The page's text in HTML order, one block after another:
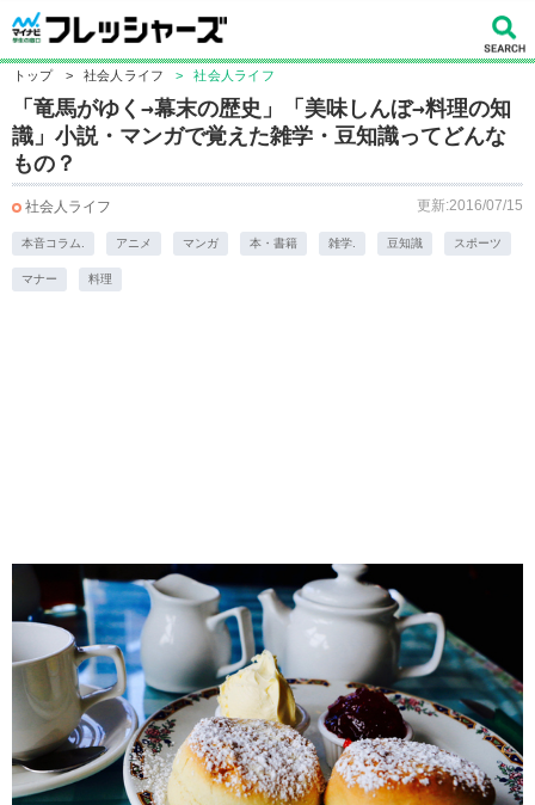
トップ > 社会人ライフ > 社会人ライフ
「竜馬がゆく→幕末の歴史」「美味しんぼ→料理の知
識」小説・マンガで覚えた雑学・豆知識ってどんな
もの？
社会人ライフ 更新:2016/07/15
本音コラム. アニメ マンガ 本・書籍 雑学. 豆知識 スポーツ
マナー 料理